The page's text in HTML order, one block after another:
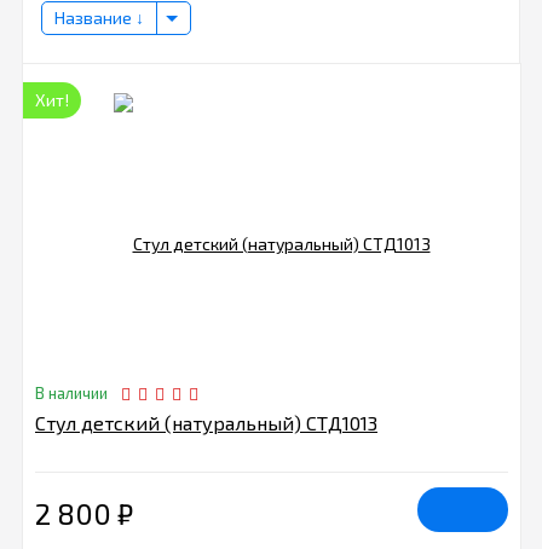
Название
Хит!
В наличии
Стул детский (натуральный) СТД1013
2 800 ₽